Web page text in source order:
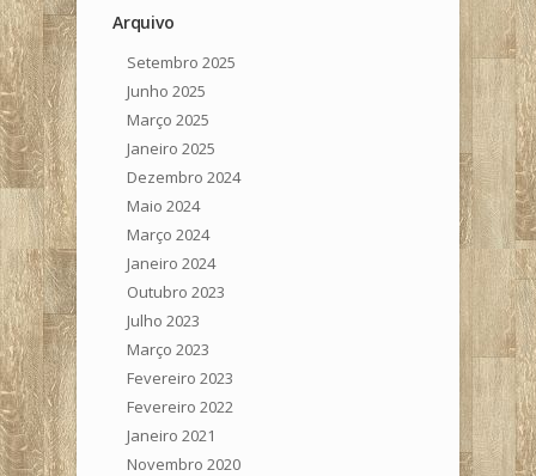
Arquivo
Setembro 2025
Junho 2025
Março 2025
Janeiro 2025
Dezembro 2024
Maio 2024
Março 2024
Janeiro 2024
Outubro 2023
Julho 2023
Março 2023
Fevereiro 2023
Fevereiro 2022
Janeiro 2021
Novembro 2020